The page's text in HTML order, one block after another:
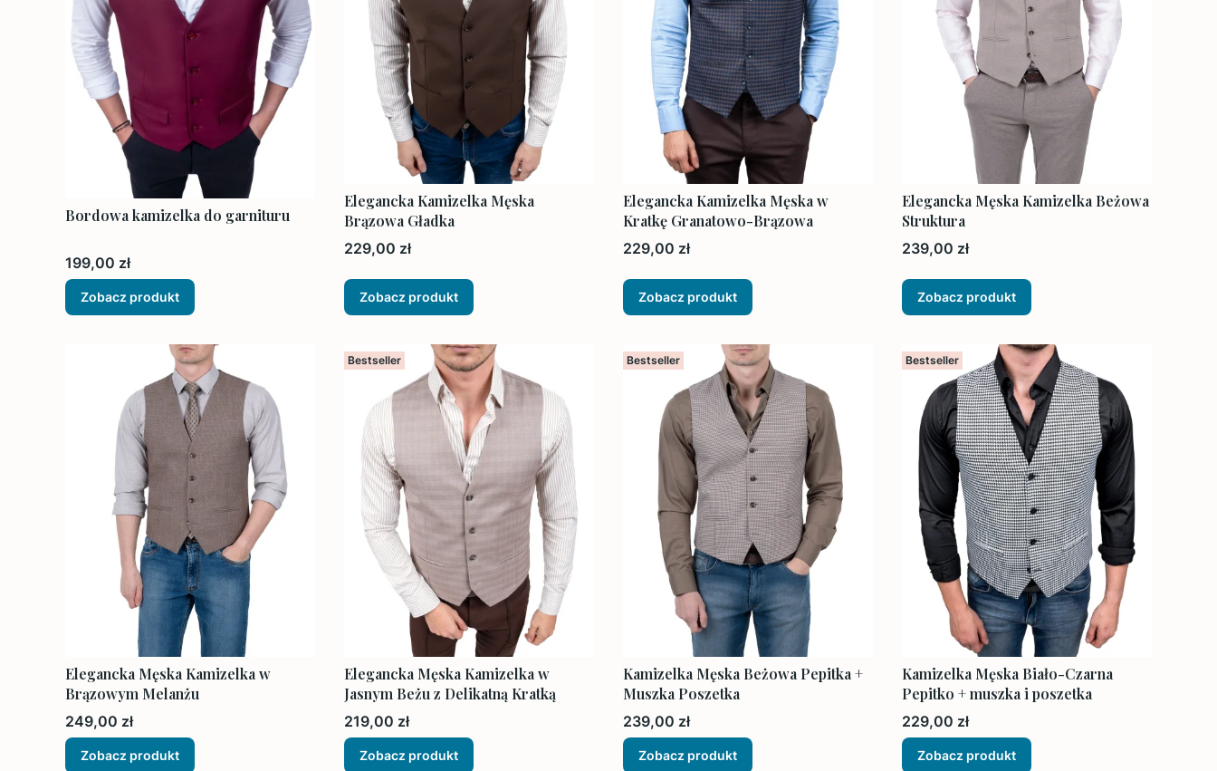
Bordowa kamizelka do garnituru
Cena
199,00 zł
Zobacz produkt
Elegancka Kamizelka Męska
Brązowa Gładka
Cena
229,00 zł
Zobacz produkt
Elegancka Kamizelka Męska w
Kratkę Granatowo-Brązowa
Cena
229,00 zł
Zobacz produkt
Elegancka Męska Kamizelka Beżowa
Struktura
Cena
239,00 zł
Zobacz produkt
Elegancka Męska Kamizelka w
Brązowym Melanżu
Cena
249,00 zł
Zobacz produkt
Bestseller
Elegancka Męska Kamizelka w
Jasnym Beżu z Delikatną Kratką
Cena
219,00 zł
Zobacz produkt
Bestseller
Kamizelka Męska Beżowa Pepitka +
Muszka Poszetka
Cena
239,00 zł
Zobacz produkt
Bestseller
Kamizelka Męska Biało-Czarna
Pepitko + muszka i poszetka
Cena
229,00 zł
Zobacz produkt